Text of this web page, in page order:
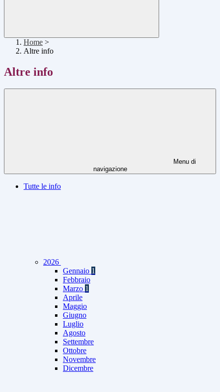
Home >
Altre info
Altre info
Menu di
navigazione
Tutte le info
2026
Gennaio 1
Febbraio
Marzo 1
Aprile
Maggio
Giugno
Luglio
Agosto
Settembre
Ottobre
Novembre
Dicembre